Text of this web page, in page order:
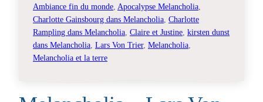
Ambiance fin du monde Apocalypse Melancholia
Charlotte Gainsbourg dans Melancholia Charlotte
Rampling dans Melancholia Claire et Justine kirsten dunst
dans Melancholia Lars Von Trier, Melancholia
Melancholia et la terre